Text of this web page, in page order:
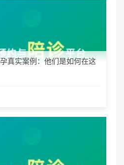
真实案例：他们是如何在这